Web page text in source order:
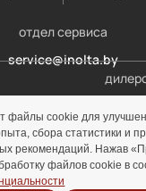
отдел сервиса
service@inolta.by
2010-2026 г. УНП
файлы cookie для
сбора статистики и
рекомендаций. Нажав
файлов cookie в